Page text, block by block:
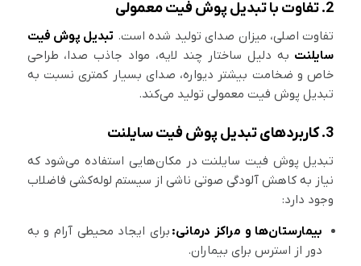
2. تفاوت با تبدیل پوش فیت معمولی
تفاوت اصلی، میزان صدای تولید شده است. تبدیل پوش فیت
سایلنت به دلیل ساختار چند لایه، مواد جاذب صدا، طراحی
خاص و ضخامت بیشتر دیواره، صدای بسیار کمتری نسبت به
تبدیل پوش فیت معمولی تولید می‌کند.
3. کاربردهای تبدیل پوش فیت سایلنت
تبدیل پوش فیت سایلنت در مکان‌هایی استفاده می‌شود که
نیاز به کاهش آلودگی صوتی ناشی از سیستم لوله‌کشی فاضلاب
وجود دارد:
بیمارستان‌ها و مراکز درمانی: برای ایجاد محیطی آرام و به
دور از استرس برای بیماران.